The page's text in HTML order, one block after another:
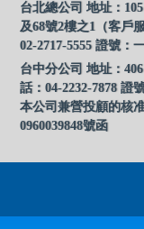
台北總公司 地址：
及68號2樓之1（客戶
02-2717-5555 證號：
台中分公司 地址：
話：04-2232-7878 證
本公司兼營投顧的核
0960039848號函